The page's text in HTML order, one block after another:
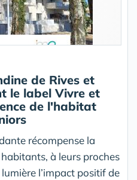
de Rives et
le label Vivre et
de l'habitat
récompense la
à leurs proches
l’impact positif de